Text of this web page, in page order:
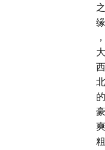
之
缘
，
大
西
北
的
豪
爽
粗